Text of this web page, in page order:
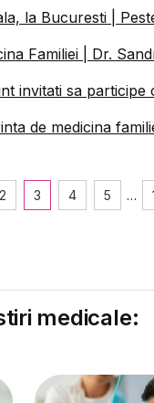
la Bucuresti |
Familiei | Dr.
invitati sa
de medicina
2 3 4 5 …
medicale: